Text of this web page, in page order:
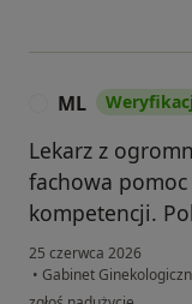
ML
Lekarz z
fachowa
kompetencji.
25 czerwca 2026
• Gabinet
w opinii użytkownika ML